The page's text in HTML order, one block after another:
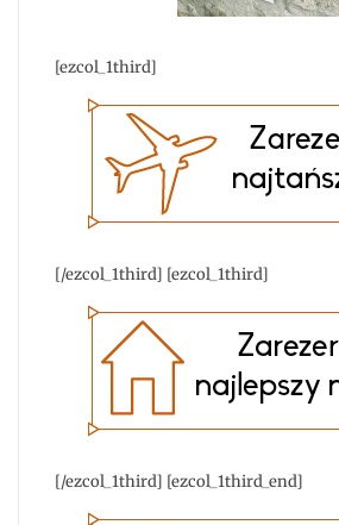
[ezcol_1third]
[/ezcol_1third] [ezcol_1third]
[/ezcol_1third] [ezcol_1third_end]